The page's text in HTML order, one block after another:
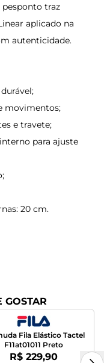
pesponto traz
aplicado na
autenticidade.
movimentos;
e travete;
para ajuste
20 cm.
GOSTAR
Fila Elástico Tactel
F11at01011 Preto
Por:
R$ 229,90